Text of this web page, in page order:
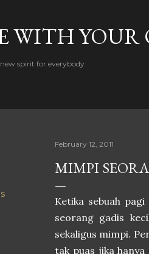
WITH YOUR
spirit for everybody
February 12, 2011
MIMPI
Ketika sebuah
seorang gadis
sekaligus mimpi.
tak puas jika